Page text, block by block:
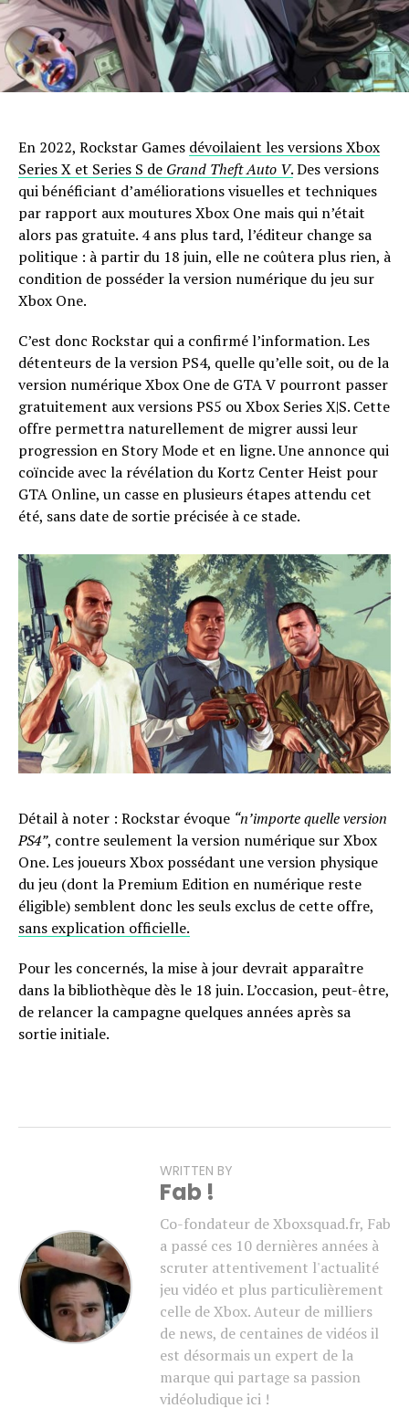
En 2022, Rockstar Games dévoilaient les versions Xbox
Series X et Series S de Grand Theft Auto V.Des versions
qui bénéficiant d’améliorations visuelles et techniques
par rapport aux moutures Xbox One mais qui n’était
alors pas gratuite. 4 ans plus tard, l’éditeur change sa
politique : à partir du 18 juin, elle ne coûtera plus rien, à
condition de posséder la version numérique du jeu sur
Xbox One.
C’est donc Rockstar qui a confirmé l’information. Les
détenteurs de la version PS4, quelle qu’elle soit, ou de la
version numérique Xbox One de GTA V pourront passer
gratuitement aux versions PS5 ou Xbox Series X|S. Cette
offre permettra naturellement de migrer aussi leur
progression en Story Mode et en ligne. Une annonce qui
coïncide avec la révélation du Kortz Center Heist pour
GTA Online, un casse en plusieurs étapes attendu cet
été, sans date de sortie précisée à ce stade.
Détail à noter : Rockstar évoque “n’importe quelle version
PS4”, contre seulement la version numérique sur Xbox
One. Les joueurs Xbox possédant une version physique
du jeu (dont la Premium Edition en numérique reste
éligible) semblent donc les seuls exclus de cette offre,
sans explication officielle.
Pour les concernés, la mise à jour devrait apparaître
dans la bibliothèque dès le 18 juin. L’occasion, peut-être,
de relancer la campagne quelques années après sa
sortie initiale.
WRITTEN BY
Fab !
Co-fondateur de Xboxsquad.fr, Fab
a passé ces 10 dernières années à
scruter attentivement l'actualité
jeu vidéo et plus particulièrement
celle de Xbox. Auteur de milliers
de news, de centaines de vidéos il
est désormais un expert de la
marque qui partage sa passion
vidéoludique ici !